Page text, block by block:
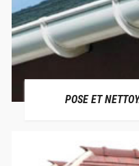
POSE ET